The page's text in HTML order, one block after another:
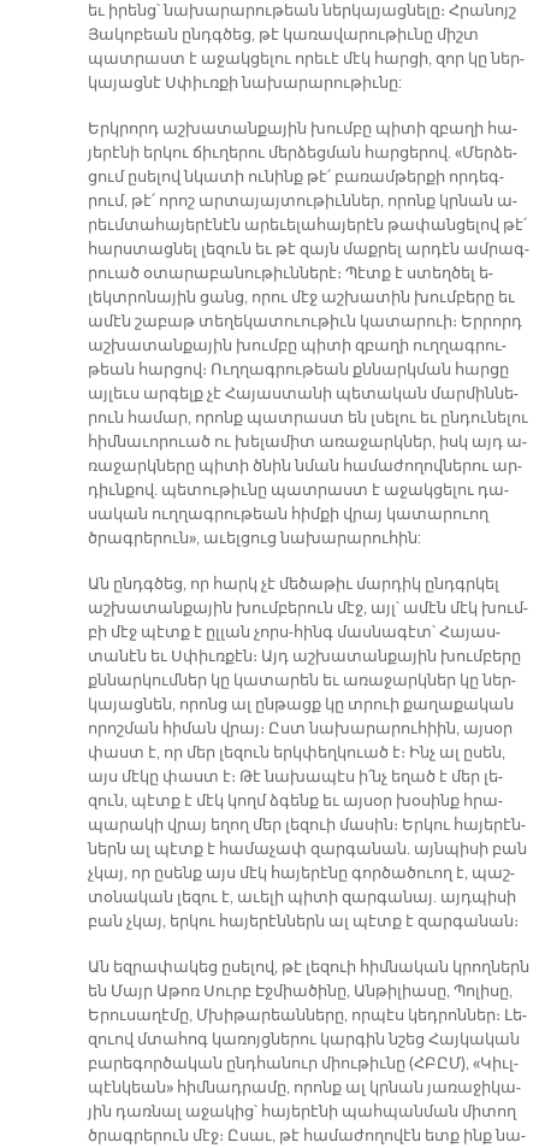
եւ ի­րենց՝ նա­խա­րա­րու­թեան ներ­կա­յաց­նե­լը։ Հրա­նոյշ
Յա­կո­բեան ընդ­գծեց, թէ կա­ռա­վա­րու­թիւ­նը միշտ
պատ­րաստ է ա­ջակ­ցե­լու ո­րե­ւէ մէկ հար­ցի, զոր կը ներ­
կա­յաց­նէ Սփիւռ­քի նա­խա­րա­րու­թիւ­նը:
Երկ­րորդ աշ­խա­տան­քա­յին խում­բը պի­տի զբա­ղի հա­
յե­րէ­նի եր­կու ճիւ­ղե­րու մեր­ձեց­ման հար­ցե­րով. «Մեր­ձե­
ցում ը­սե­լով նկա­տի ու­նինք թէ՛ բա­ռամ­թեր­քի որ­դեգ­
րում, թէ՛ ո­րոշ ար­տա­յայ­տու­թիւն­ներ, ո­րոնք կրնան ա­
րեւմ­տա­հա­յե­րէ­նէն ա­րե­ւե­լա­հա­յե­րէն թա­փան­ցե­լով թէ՛
հարս­տաց­նել լե­զուն եւ թէ զայն մաք­րել ար­դէն ամ­րագ­
րուած օ­տա­րա­բա­նու­թիւն­նե­րէ։ Պէտք է ստեղ­ծել ե­
լեկտ­րո­նա­յին ցանց, ո­րու մէջ աշ­խա­տին խում­բե­րը եւ
ա­մէն շա­բաթ տե­ղե­կատ­ուու­թիւն կա­տա­րուի։ Եր­րորդ
աշ­խա­տան­քա­յին խում­բը պի­տի զբաղի ուղ­ղագ­րու­
թեան հար­ցով։ Ուղ­ղագ­րու­թեան քննարկման հար­ցը
այ­լեւս ար­գելք չէ Հա­յաս­տա­նի պե­տա­կան մար­մին­նե­
րուն հա­մար, ո­րոնք պատ­րաստ են լսե­լու եւ ըն­դու­նե­լու
հիմ­նա­ւո­րուած ու խե­լա­միտ ա­ռա­ջարկ­ներ, իսկ այդ ա­
ռա­ջարկ­նե­րը պի­տի ծնին նման հա­մա­ժո­ղով­նե­րու ար­
դիւն­քով. պե­տու­թիւ­նը պատ­րաստ է ա­ջակ­ցե­լու դա­
սա­կան ուղ­ղագ­րու­թեան հիմ­քի վրայ կա­տա­րուող
ծրագ­րե­րուն», ա­ւել­ցուց նա­խա­րա­րու­հին:
Ան ընդգ­ծեց, որ հարկ չէ մե­ծա­թիւ մար­դիկ ընդգրկել
աշ­խա­տան­քա­յին խում­բե­րուն մէջ, այլ՝ ա­մէն մէկ խում­
բի մէջ պէտք է ըլ­լան չորս-հինգ մաս­նա­գէտ՝ Հա­յաս­
տա­նէն եւ Սփիւռ­քէն։ Այդ աշ­խա­տան­քա­յին խում­բե­րը
քննար­կում­ներ կը կա­տա­րեն եւ ա­ռա­ջարկ­ներ կը ներ­
կա­յաց­նեն, ո­րոնց ալ ըն­թացք կը տրուի քա­ղա­քա­կան
ո­րոշ­ման հի­ման վրայ։ Ըստ նա­խա­րա­րու­հիին, այ­սօր
փաստ է, որ մեր լե­զուն երկ­փեղ­կուած է։ Ինչ ալ ը­սեն,
այս մէ­կը փաստ է։ Թէ նա­խա­պէս ի՛նչ ե­ղած է մեր լե­
զուն, պէտք է մէկ կողմ ձգենք եւ այ­սօր խօ­սինք հրա­
պա­րա­կի վրայ ե­ղող մեր լե­զուի մա­սին։ Եր­կու հա­յե­րէն­
ներն ալ պէտք է հա­մա­չափ զար­գա­նան. այն­պի­սի բան
չկայ, որ ը­սենք այս մէկ հա­յե­րէ­նը գոր­ծա­ծուող է, պաշ­
տօ­նա­կան լե­զու է, ա­ւե­լի պի­տի զար­գա­նայ. այդ­պի­սի
բան չկայ, եր­կու հա­յե­րէն­ներն ալ պէտք է զար­գա­նան։
Ան եզ­րա­փա­կեց ը­սե­լով, թէ լե­զուի հիմ­նա­կան կրող­ներն
են Մայր Ա­թոռ Սուրբ Էջ­միա­ծի­նը, Ան­թի­լիա­սը, Պո­լի­սը,
Ե­րու­սա­ղէ­մը, Մխի­թա­րեան­նե­րը, որ­պէս կեդ­րոն­ներ։ Լե­
զուով մտա­հոգ կա­ռոյց­նե­րու կար­գին նշեց Հայ­կա­կան
բա­րե­գոր­ծա­կան ընդ­հա­նուր միու­թիւ­նը (ՀԲԸՄ), «Կիւլ­
պէն­կեան» հիմ­նադ­րա­մը, ո­րոնք ալ կրնան յա­ռա­ջի­կա­
յին դառ­նալ ա­ջա­կից՝ հա­յե­րէ­նի պահ­պան­ման մի­տող
ծրագ­րե­րուն մէջ։ Ը­սաւ, թէ հա­մա­ժո­ղո­վէն ետք ինք նա­